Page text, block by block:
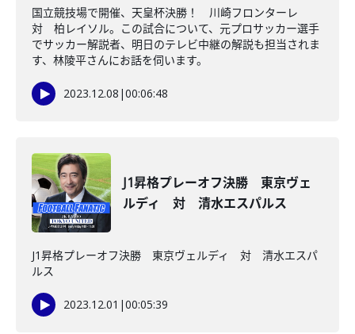
国立競技場で開催、天皇杯決勝！ 川崎フロンターレ
対 柏レイソル。この試合について、元プロサッカー選手
でサッカー解説者、明日のテレビ中継の解説も担当されま
す、林陵平さんにお話を伺います。
2023.12.08 |00:06:48
J1昇格プレーオフ決勝 東京ヴェ
ルディ 対 清水エスパルス
J1昇格プレーオフ決勝 東京ヴェルディ 対 清水エスパ
ルス
2023.12.01 |00:05:39